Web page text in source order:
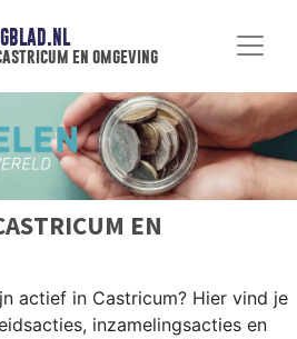
en omgeving
EN
actief in Castricum? Hier vind je
inzamelingsacties en